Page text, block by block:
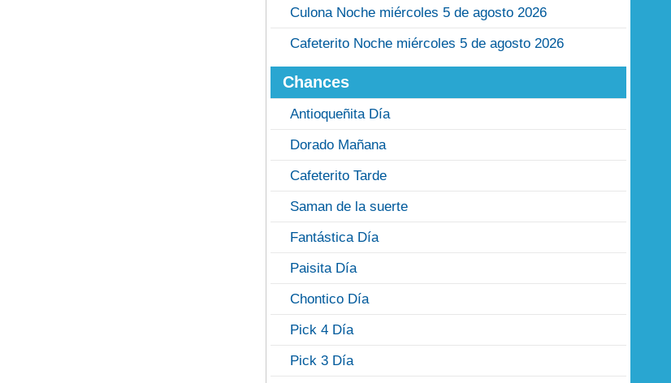
Culona Noche miércoles 5 de agosto 2026
Cafeterito Noche miércoles 5 de agosto 2026
Chances
Antioqueñita Día
Dorado Mañana
Cafeterito Tarde
Saman de la suerte
Fantástica Día
Paisita Día
Chontico Día
Pick 4 Día
Pick 3 Día